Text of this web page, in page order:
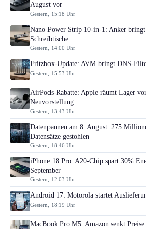
August vor
Gestern, 15:18 Uhr
Nano Power Strip 10-in-1: Anker bringt
Schreibtische
Gestern, 14:00 Uhr
Fritzbox-Update: AVM bringt DNS-
Gestern, 15:53 Uhr
AirPods-Rabatte: Apple räumt Lager
Neuvorstellung
Gestern, 13:43 Uhr
Datenpannen am 8. August: 275
Datensätze gestohlen
Gestern, 18:46 Uhr
iPhone 18 Pro: A20-Chip spart 30%
September
Gestern, 12:03 Uhr
Android 17: Motorola startet
Gestern, 18:19 Uhr
MacBook Pro M5: Amazon senkt